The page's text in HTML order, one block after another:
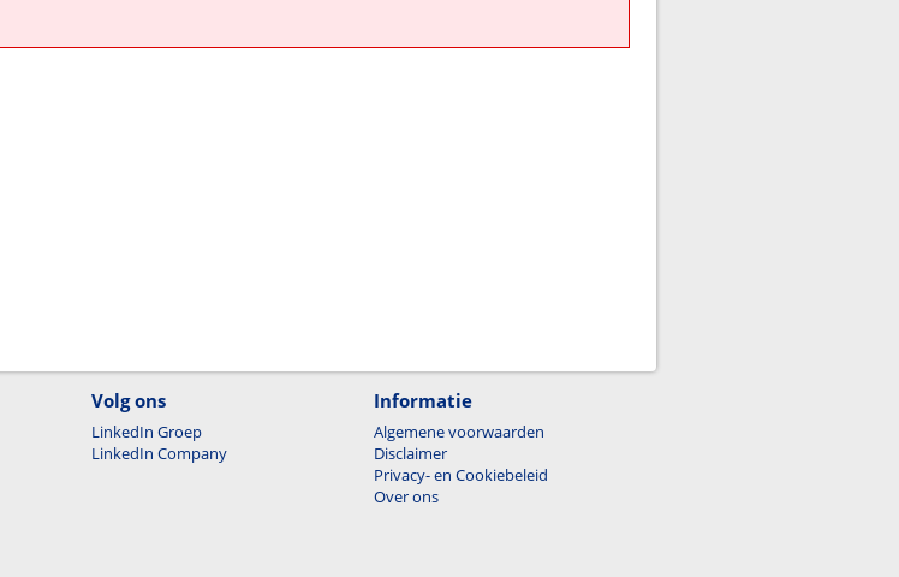
Volg ons
LinkedIn Groep
LinkedIn Company
Informatie
Algemene voorwaarden
Disclaimer
Privacy- en Cookiebeleid
Over ons